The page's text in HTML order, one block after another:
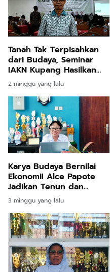
Tanah Tak Terpisahkan
dari Budaya, Seminar
IAKN Kupang Hasilkan
Rekomendasi bagi Kota
Kupang
2 minggu yang lalu
Karya Budaya Bernilai
Ekonomi! Alce Papote
Jadikan Tenun dan
Pangan Lokal sebagai
Kebanggaan Warga Kota
Kupang
3 minggu yang lalu